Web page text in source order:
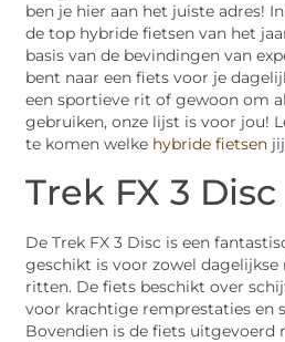
ben je hier aan het juiste adres!
de top hybride fietsen van het
basis van de bevindingen van
bent naar een fiets voor je
een sportieve rit of gewoon om
gebruiken, onze lijst is voor jou!
te komen welke hybride fietsen
Trek FX 3 Disc
De Trek FX 3 Disc is een
geschikt is voor zowel
ritten. De fiets beschikt over
voor krachtige remprestaties en
Bovendien is de fiets uitgevoerd